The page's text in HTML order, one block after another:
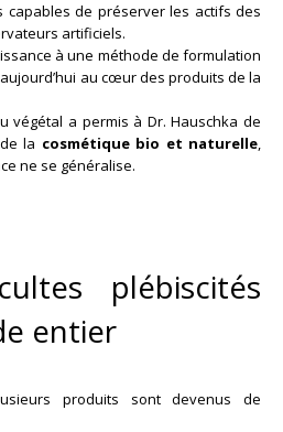
de préserver les actifs des
artificiels.
à une méthode de formulation
au cœur des produits de la
végétal a permis à Dr. Hauschka de
la cosmétique bio et naturelle,
ne se généralise.
plébiscités
entier
produits sont devenus de